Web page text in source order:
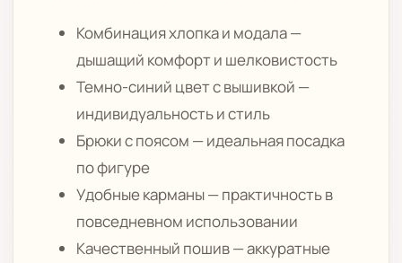
Комбинация хлопка и модала —
дышащий комфорт и шелковистость
Темно-синий цвет с вышивкой —
индивидуальность и стиль
Брюки с поясом — идеальная посадка
по фигуре
Удобные карманы — практичность в
повседневном использовании
Качественный пошив — аккуратные